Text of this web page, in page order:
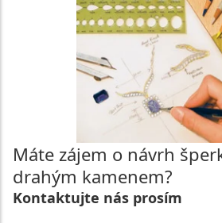
Máte zájem o návrh
drahým kamenem?
Kontaktujte nás prosím